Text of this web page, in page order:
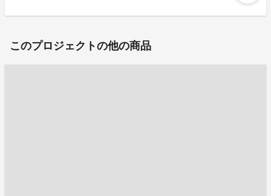
このプロジェクトの他の商品